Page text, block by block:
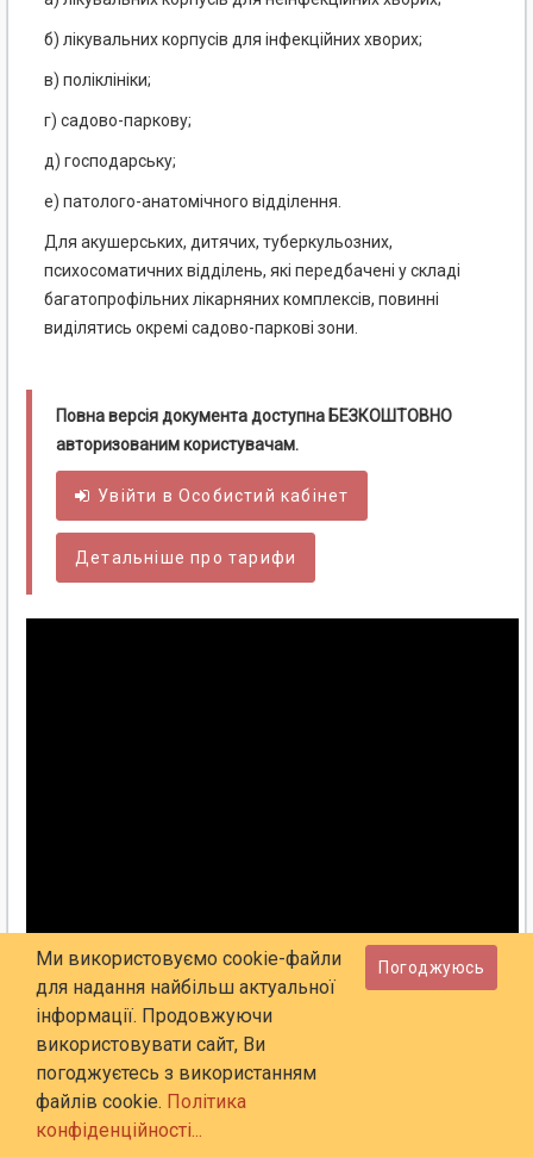
б) лікувальних корпусів для інфекційних хворих;
в) поліклініки;
г) садово-паркову;
д) господарську;
е) патолого-анатомічного відділення.
Для акушерських, дитячих, туберкульозних,
психосоматичних відділень, які передбачені у складі
багатопрофільних лікарняних комплексів, повинні
виділятись окремі садово-паркові зони.
Повна версія документа доступна БЕЗКОШТОВНО
авторизованим користувачам.
Увійти вОсобистий кабінет
Детальніше про тарифи
Ми використовуємо cookie-файли
для надання найбільш актуальної
інформації. Продовжуючи
використовувати сайт, Ви
погоджуєтесь з використанням
файлів cookie. Політика
конфіденційності...
Погоджуюсь